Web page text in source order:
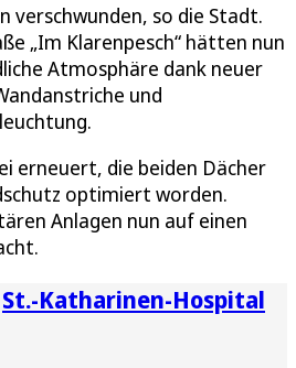
verschwunden, so die Stadt.
„Im Klarenpesch“ hätten nun
Atmosphäre dank neuer
und
erneuert, die beiden Dächer
optimiert worden.
Anlagen nun auf einen
St.-Katharinen-Hospital